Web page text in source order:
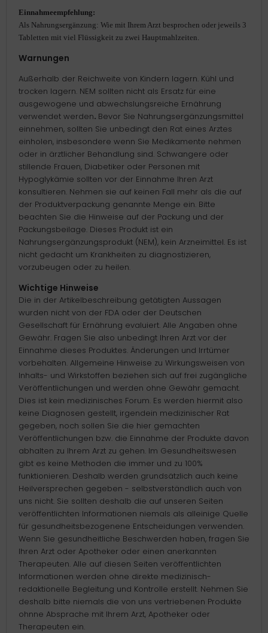
Einnahmeempfehlung:
Als Nahrungsergänzung: Wie mit Ihrem Arzt besprochen oder jeweils 3
Tabletten mit viel Flüssigkeit zu zwei Hauptmahlzeiten.
Warnungen
Außerhalb der Reichweite von Kindern lagern. Kühl und
trocken lagern. NEM sollten nicht als Ersatz für eine
ausgewogene und abwechslungsreiche Ernährung
verwendet werden. Bevor Sie Nahrungsergänzungsmittel
einnehmen, sollten Sie unbedingt den Rat eines Arztes
einholen, insbesondere wenn Sie Medikamente nehmen
oder in ärztlicher Behandlung sind. Schwangere oder
stillende Frauen, Diabetiker oder Personen mit
Hypoglykämie sollten vor der Einnahme Ihren Arzt
konsultieren. Nehmen sie auf keinen Fall mehr als die auf
der Produktverpackung genannte Menge ein. Bitte
beachten Sie die Hinweise auf der Packung und der
Packungsbeilage. Dieses Produkt ist ein
Nahrungsergänzungsprodukt (NEM), kein Arzneimittel. Es ist
nicht gedacht um Krankheiten zu diagnostizieren,
vorzubeugen oder zu heilen.
Wichtige Hinweise
Die in der Artikelbeschreibung getätigten Aussagen
wurden nicht von der FDA oder der Deutschen
Gesellschaft für Ernährung evaluiert. Alle Angaben ohne
Gewähr. Fragen Sie also unbedingt Ihren Arzt vor der
Einnahme dieses Produktes. Änderungen und Irrtümer
vorbehalten. Allgemeine Hinweise zu Wirkungsweisen von
Inhalts- und Wirkstoffen beziehen sich auf frei zugängliche
Veröffentlichungen und werden ohne Gewähr gemacht.
Dies ist kein medizinisches Forum. Es werden hiermit also
keine Diagnosen gestellt, irgendein medizinischer Rat
gegeben, noch sollen Sie die hier gemachten
Veröffentlichungen bzw. die Einnahme der Produkte davon
abhalten zu Ihrem Arzt zu gehen. Im Gesundheitswesen
gibt es keine Methoden die immer und zu 100%
funktionieren. Deshalb werden grundsätzlich auch keine
Heilversprechen gegeben - selbstverständlich auch von
uns nicht. Sie sollten deshalb die auf unseren Seiten
veröffentlichten Informationen niemals als alleinige Quelle
für gesundheitsbezogenene Entscheidungen verwenden.
Wenn Sie gesundheitliche Beschwerden haben, fragen Sie
Ihren Arzt oder Apotheker oder einen anerkannten
Therapeuten. Alle auf diesen Seiten veröffentlichten
Informationen werden ohne direkte medizinisch-
redaktionelle Begleitung und Kontrolle erstellt. Nehmen Sie
deshalb bitte niemals die von uns vertriebenen Produkte
ohnne Absprache mit Ihrem Arzt, Apotheker oder
Therapeuten ein.